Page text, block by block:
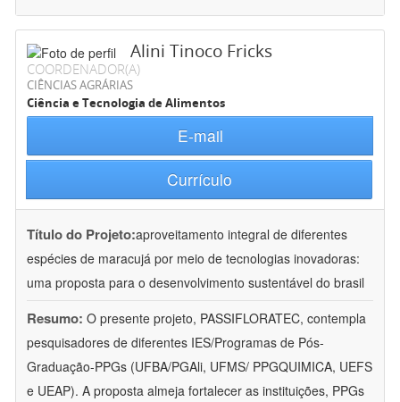
Alini Tinoco Fricks
COORDENADOR(A)
CIÊNCIAS AGRÁRIAS
Ciência e Tecnologia de Alimentos
E-mail
Currículo
Título do Projeto:aproveitamento integral de diferentes
espécies de maracujá por meio de tecnologias inovadoras:
uma proposta para o desenvolvimento sustentável do brasil
Resumo: O presente projeto, PASSIFLORATEC, contempla
pesquisadores de diferentes IES/Programas de Pós-
Graduação-PPGs (UFBA/PGAli, UFMS/ PPGQUIMICA, UEFS
e UEAP). A proposta almeja fortalecer as instituições, PPGs